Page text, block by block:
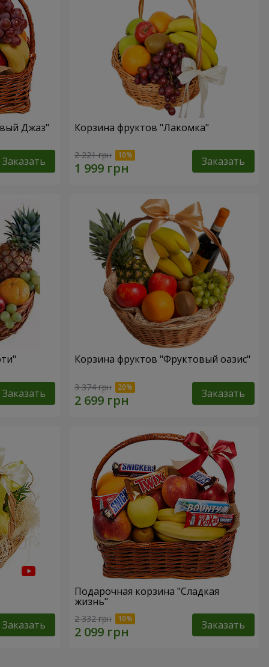
Джаз"
Заказать
Корзина фруктов "Лакомка"
2 221 грн Заказать
Заказать
Корзина фруктов "Фруктовый оазис"
3 374 грн Заказать
Заказать
Подарочная корзина "Сладкая
жизнь"
2 332 грн Заказать